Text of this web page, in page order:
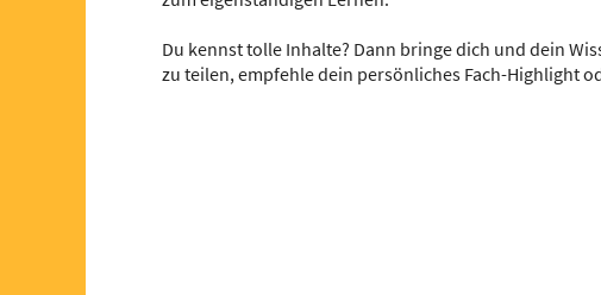
Du kennst tolle Inhalte? Dann bringe dich und dein
zu teilen, empfehle dein persönliches Fach-Highlight